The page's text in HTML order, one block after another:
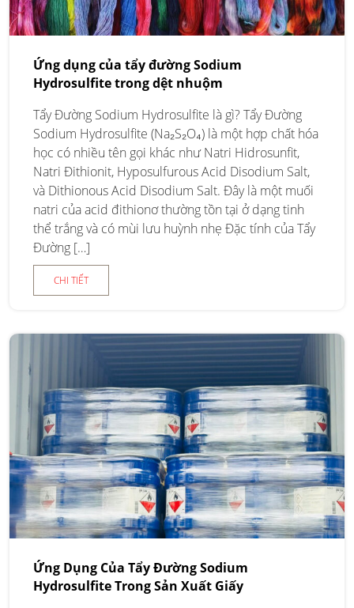
Ứng dụng của tẩy đường Sodium
Hydrosulfite trong dệt nhuộm
Tẩy Đường Sodium Hydrosulfite là gì? Tẩy Đường
Sodium Hydrosulfite (Na₂S₂O₄) là một hợp chất hóa
học có nhiều tên gọi khác như Natri Hidrosunfit,
Natri Đithionit, Hyposulfurous Acid Disodium Salt,
và Dithionous Acid Disodium Salt. Đây là một muối
natri của acid đithionơ thường tồn tại ở dạng tinh
thể trắng và có mùi lưu huỳnh nhẹ Đặc tính của Tẩy
Đường […]
CHI TIẾT
Ứng Dụng Của Tẩy Đường Sodium
Hydrosulfite Trong Sản Xuất Giấy